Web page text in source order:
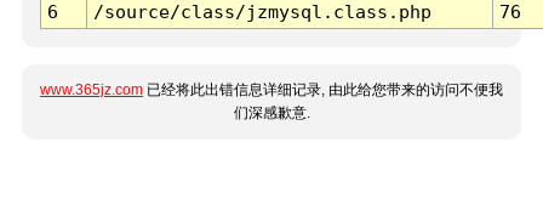
6
/source/class/jzmysql.class.php 76
www.365jz.com 已经将此出错信息详细记录, 由此给您带来的访问不便我
们深感歉意.